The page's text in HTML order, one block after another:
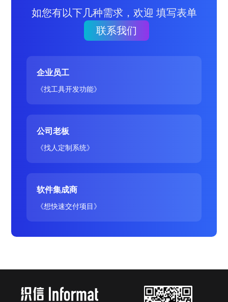
如您有以下几种需求，欢迎 填写表单
联系我们
企业员工
《找工具开发功能》
公司老板
《找人定制系统》
软件集成商
《想快速交付项目》